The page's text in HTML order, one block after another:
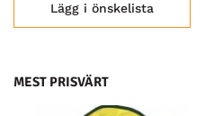
Lägg i önskelista
MEST PRISVÄRT